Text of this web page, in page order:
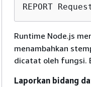
Runtime Node.js
menambahkan
dicatat oleh fungsi.
Laporkan bidang